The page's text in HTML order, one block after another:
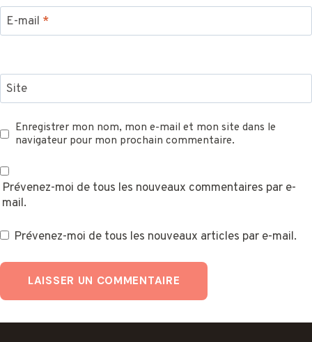
E-mail *
Site
Enregistrer mon nom, mon e-mail et mon site dans le
navigateur pour mon prochain commentaire.
Prévenez-moi de tous les nouveaux commentaires par e-
mail.
Prévenez-moi de tous les nouveaux articles par e-mail.